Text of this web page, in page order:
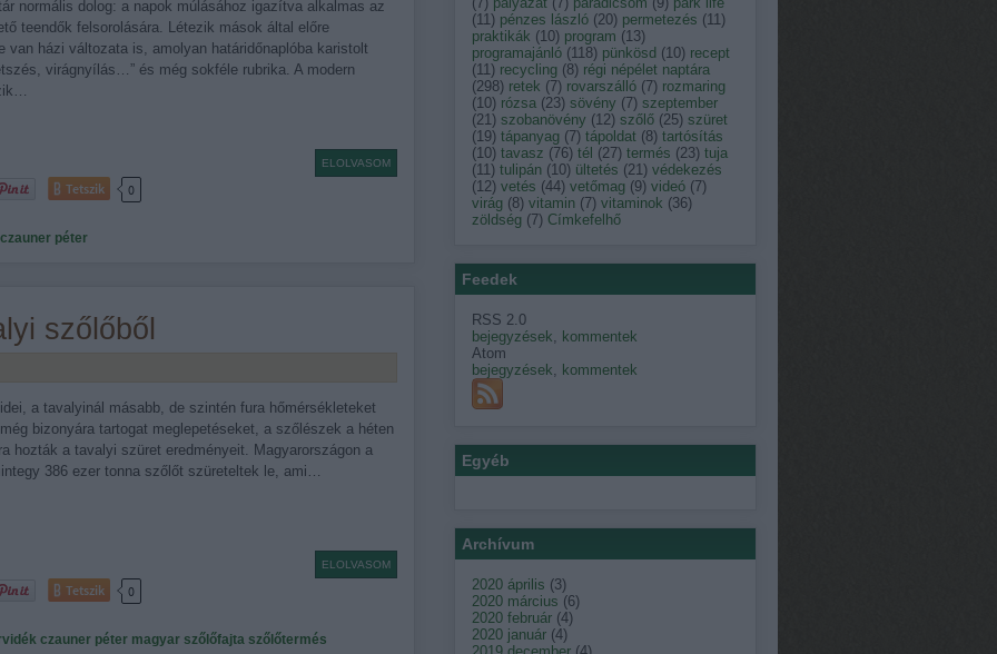
normális dolog: a napok múlásához igazítva alkalmas az
teendők felsorolására. Létezik mások által előre
van házi változata is, amolyan határidőnaplóba karistolt
virágnyílás…” és még sokféle rubrika. A modern
ELOLVASOM
Tetszik 0
czauner péter
szőlőből
a tavalyinál másabb, de szintén fura hőmérsékleteket
bizonyára tartogat meglepetéseket, a szőlészek a héten
hozták a tavalyi szüret eredményeit. Magyarországon a
386 ezer tonna szőlőt szüreteltek le, ami…
ELOLVASOM
Tetszik 0
czauner péter magyar szőlőfajta szőlőtermés
(11) pénzes lászló (20) permetezés (11)
praktikák (10) program (13)
programajánló (118) pünkösd (10) recept
(11) recycling (8) régi népélet naptára
(298) retek (7) rovarszálló (7) rozmaring
(10) rózsa (23) sövény (7) szeptember
(21) szobanövény (12) szőlő (25) szüret
(19) tápanyag (7) tápoldat (8) tartósítás
(10) tavasz (76) tél (27) termés (23) tuja
(11) tulipán (10) ültetés (21) védekezés
(12) vetés (44) vetőmag (9) videó (7)
virág (8) vitamin (7) vitaminok (36)
zöldség (7) Címkefelhő
Feedek
RSS 2.0
bejegyzések, kommentek
Atom
bejegyzések, kommentek
Egyéb
Archívum
2020 április (3)
2020 március (6)
2020 február (4)
2020 január (4)